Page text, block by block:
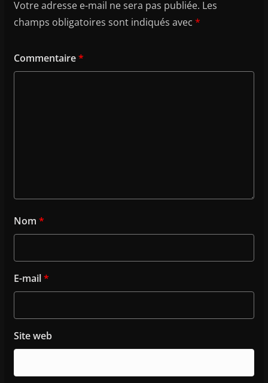
Votre adresse e-mail ne sera pas publiée. Les
champs obligatoires sont indiqués avec *
Commentaire*
Nom *
E-mail*
Site web